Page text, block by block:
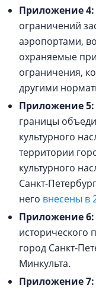
Приложение 4:
ограничений
аэропортами,
охраняемые
ограничения,
другими
Приложение 5:
границы
культурного
территории
культурного
Санкт-
него внесены в
Приложение 6:
исторического
город
Минкульта.
Приложение 7: